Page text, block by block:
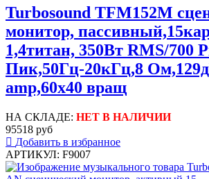
Turbosound TFM152M
монитор,
1,4титан, 350Вт RMS/700
Пик,50Гц-20кГц,8
amp,60x40 вращ
НА СКЛАДЕ: НЕТ В НАЛИЧИИ
95518 руб
Добавить в избранное
АРТИКУЛ: F9007